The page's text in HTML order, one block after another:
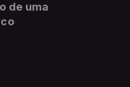
de uma